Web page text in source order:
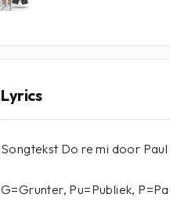
Lyrics
Songtekst Do re mi door
G=Grunter, Pu=Publiek,